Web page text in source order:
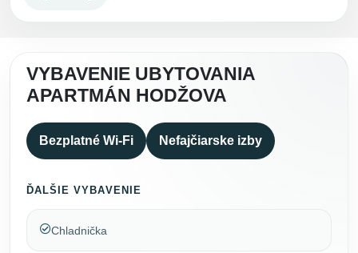
VYBAVENIE UBYTOVANIA
APARTMÁN HODŽOVA
Bezplatné Wi-Fi Nefajčiarske izby
ĎALŠIE VYBAVENIE
Chladnička